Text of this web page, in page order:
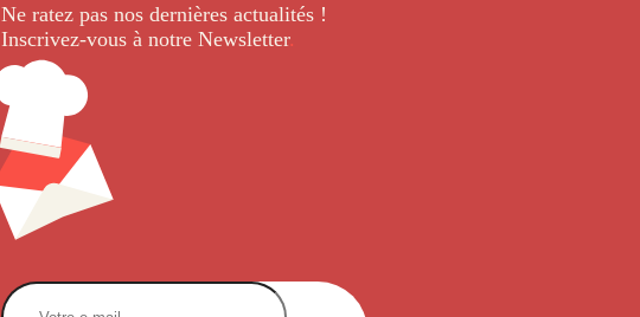
Ne ratez pas nos dernièresactualités !
Inscrivez-vous à notre Newsletter.